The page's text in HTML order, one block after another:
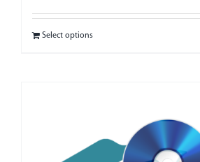
Select options